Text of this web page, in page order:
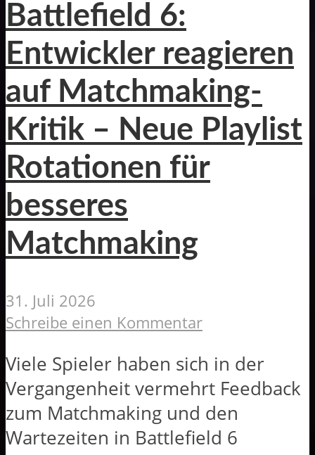
Battlefield 6:
Entwickler reagieren
auf Matchmaking-
Kritik – Neue Playlist
Rotationen für
besseres
Matchmaking
31. Juli 2026
Schreibe einen Kommentar
Viele Spieler haben sich in der
Vergangenheit vermehrt Feedback
zum Matchmaking und den
Wartezeiten in Battlefield 6